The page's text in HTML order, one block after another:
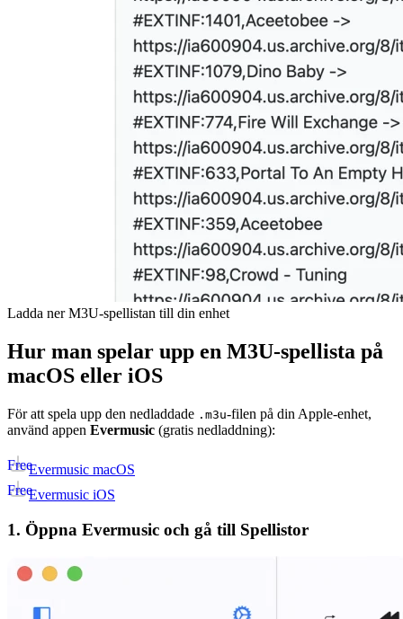
Ladda ner M3U-spellistan till din enhet
Hur man spelar upp en M3U-spellista på
macOS eller iOS
För att spela upp den nedladdade .m3u-filen på din Apple-enhet,
använd appen Evermusic (gratis nedladdning):
Evermusic macOS
Free
Evermusic iOS
Free
1. Öppna Evermusic och gå till Spellistor